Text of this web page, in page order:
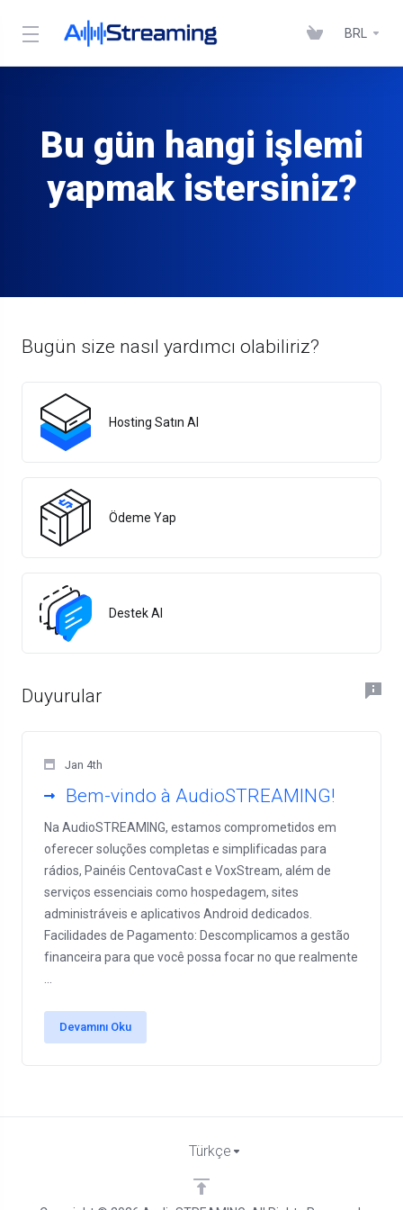
BRL
Bu gün hangi işlemi
yapmak istersiniz?
Bugün size nasıl yardımcı olabiliriz?
Hosting Satın Al
Ödeme Yap
Destek Al
Duyurular
Jan 4th
Bem-vindo à AudioSTREAMING!
Na AudioSTREAMING, estamos comprometidos em
oferecer soluções completas e simplificadas para
rádios, Painéis CentovaCast e VoxStream, além de
serviços essenciais como hospedagem, sites
administráveis e aplicativos Android dedicados.
Facilidades de Pagamento: Descomplicamos a gestão
financeira para que você possa focar no que realmente
Devamını Oku
Türkçe